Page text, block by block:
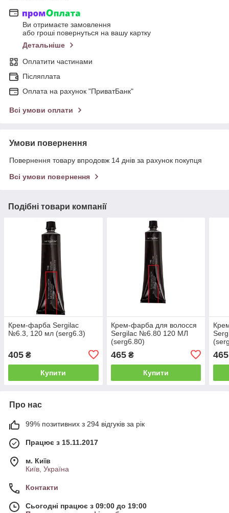
Ви отримаєте замовлення
або гроші повернуться на вашу картку
Детальніше
Оплатити частинами
Післяплата
Оплата на рахунок "ПриватБанк"
Всі умови оплати
Умови повернення
Повернення товару впродовж 14 днів за рахунок покупця
Всі умови повернення
Подібні товари компанії
Крем-фарба Sergilac
№6.3, 120 мл (serg6.3)
405 ₴
Купити
Крем-фарба для волосся
Sergilac №6.80 120 МЛ
(serg6.80)
465₴
Купити
465
Про нас
99% позитивних з 294 відгуків за рік
Працює з 15.11.2017
м. Київ
Київ, Україна
Контакти
Сьогодні працює з 09:00 до 19:00